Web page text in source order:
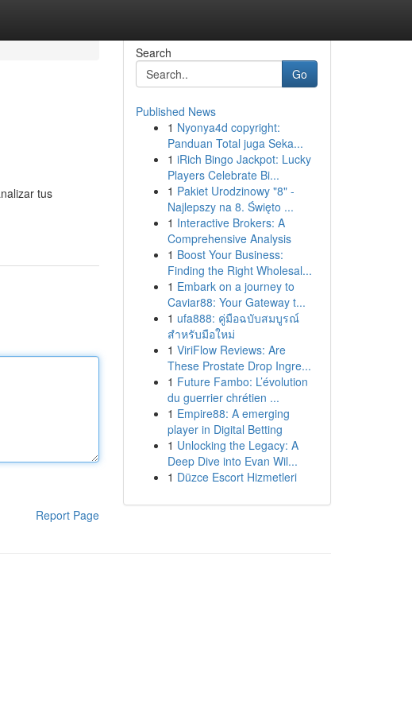
tus
Report Page
Search
Go
Published News
1 Nyonya4d copyright:
Panduan Total juga Seka...
1 iRich Bingo Jackpot: Lucky
Players Celebrate Bi...
1 Pakiet Urodzinowy "8" -
Najlepszy na 8. Święto ...
1 Interactive Brokers: A
Comprehensive Analysis
1 Boost Your Business:
Finding the Right Wholesal...
1 Embark on a journey to
Caviar88: Your Gateway t...
1 ufa888: คู่มือฉบับสมบูรณ์
สำหรับมือใหม่
1 ViriFlow Reviews: Are
These Prostate Drop Ingre...
1 Future Fambo: L’évolution
du guerrier chrétien ...
1 Empire88: A emerging
player in Digital Betting
1 Unlocking the Legacy: A
Deep Dive into Evan Wil...
1 Düzce Escort Hizmetleri